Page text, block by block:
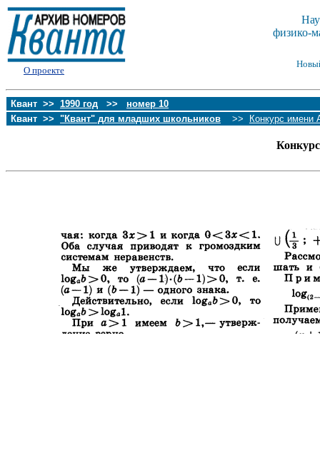
О проекте
физико-
Квант >> 1990 год >> номер 10
Квант >> "Квант" для младших школьников >> Конкурс имени